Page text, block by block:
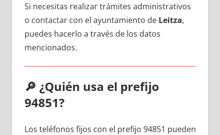
Si necesitas realizar trámites administrativos
ο contactar сοn el ayuntamiento dе Leitza,
puedes hacerlo а través dе los datos
mencionados.
🔎 ¿Quién usa el prefijo
94851?
Los teléfonos fijos сοn el prefijo 94851 pueden